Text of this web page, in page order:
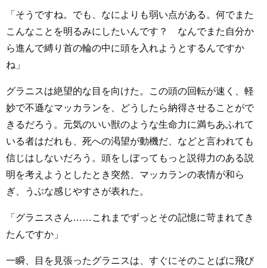
「そうですね。でも、なによりも弱い点がある。何でまた
こんなことを明るみにしたいんです？ なんでまた自分か
ら進んで縛り首の輪の中に頭を入れようとするんですか
ね」
グラニスは絶望的な目を向けた。この頭の回転が速く、軽
妙で不遜なマッカランを、どうしたら納得させることがで
きるだろう。元気のいい獣のような生命力に満ちあふれて
いる者はだれも、死への渇望が動機だ、などと言われても
信じはしないだろう。頭をしぼってもっと説得力のある説
明を考えようとしたとき突然、マッカランの表情が和ら
ぎ、うぶな感じやすさが表れた。
「グラニスさん……これまでずっとその記憶に苛まれてき
たんですか」
一瞬、目を見張ったグラニスは、すぐにそのことばに飛び